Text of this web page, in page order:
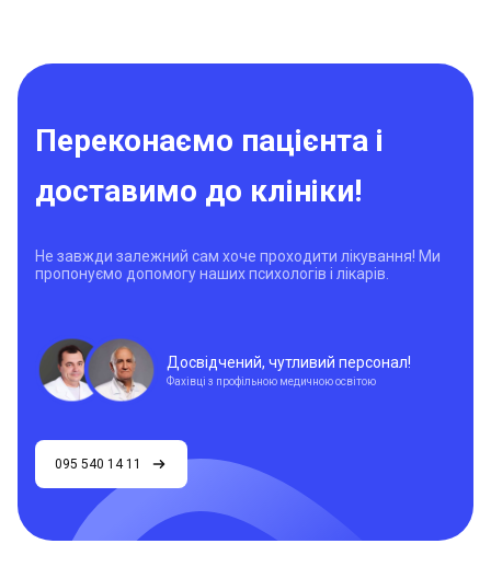
Переконаємо пацієнта і
доставимо до клініки!
Не завжди залежний сам хоче проходити лікування! Ми
пропонуємо допомогу наших психологів і лікарів.
Досвідчений, чутливий персонал!
Фахівці з профільною медичною освітою
095 540 14 11